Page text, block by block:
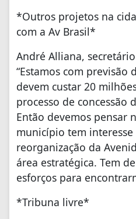
*Outros projetos na
com a Av Brasil*
André Alliana,
“Estamos com previsão
devem custar 20
processo de concessão
Então devemos pensar
município tem
reorganização da
área estratégica. Tem
esforços para
*Tribuna livre*